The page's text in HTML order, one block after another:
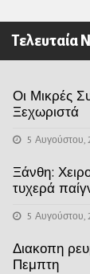
Τελευταία
Οι Μικρές
Ξεχωριστά
5 Αυγούστου,
Ξάνθη:
τυχερά
5 Αυγούστου,
Διακοπη
Πεμπτη